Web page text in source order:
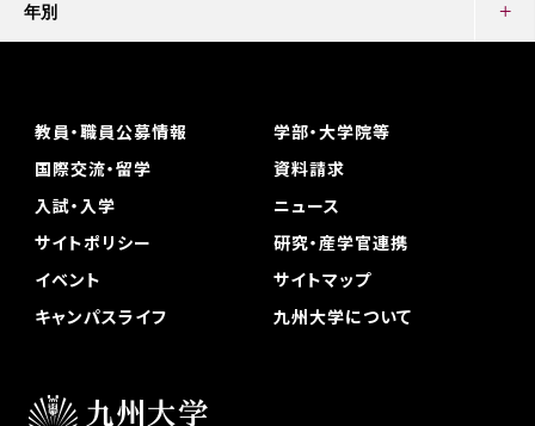
年別
教員・職員公募情報
学部・大学院等
国際交流・留学
資料請求
入試・入学
ニュース
サイトポリシー
研究・産学官連携
イベント
サイトマップ
キャンパスライフ
九州大学について